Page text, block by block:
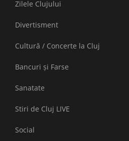
Zilele Clujului
Divertisment
Cultură / Concerte la Cluj
Bancuri și Farse
Sanatate
Stiri de Cluj LIVE
Social